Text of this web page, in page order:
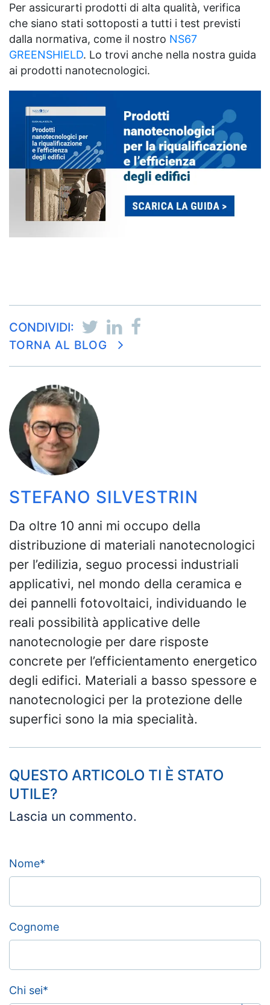
Per assicurarti prodotti di alta qualità, verifica
che siano stati sottoposti a tutti i test previsti
dalla normativa, come il nostro NS67
GREENSHIELD. Lo trovi anche nella nostra guida
ai prodotti nanotecnologici.
CONDIVIDI:
TORNA AL BLOG
STEFANO SILVESTRIN
Da oltre 10 anni mi occupo della
distribuzione di materiali nanotecnologici
per l’edilizia, seguo processi industriali
applicativi, nel mondo della ceramica e
dei pannelli fotovoltaici, individuando le
reali possibilità applicative delle
nanotecnologie per dare risposte
concrete per l’efficientamento energetico
degli edifici. Materiali a basso spessore e
nanotecnologici per la protezione delle
superfici sono la mia specialità.
QUESTO ARTICOLO TI È STATO
UTILE?
Lascia un commento.
Nome*
Cognome
Chi sei*